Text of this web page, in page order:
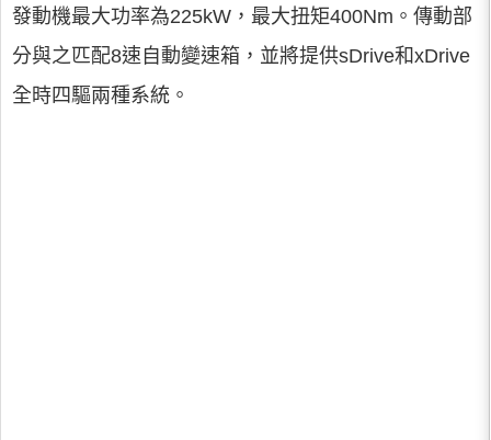
發動機最大功率為225kW，最大扭矩400Nm。傳動部
分與之匹配8速自動變速箱，並將提供sDrive和xDrive
全時四驅兩種系統。